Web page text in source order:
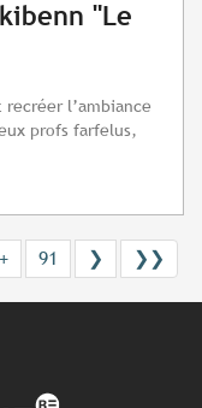
"Le
l’ambiance
profs farfelus,
91 ❯ ❯❯